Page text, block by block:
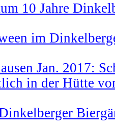
10 Jahre
im
Jan. 2017:
in der Hütte